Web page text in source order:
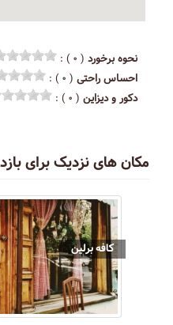
نحوه برخورد ( ۰ ) :
احساس راحتی ( ۰ ) :
دکور و دیزاین ( ۰ ) :
مکان های نزدیک برای
کافه برلین